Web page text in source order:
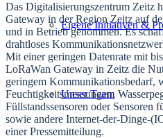
Eigene Initiativen &
Unser Team
Das Digitalisierungszentrum Zeitz
Gateway in der Region Zeitz auf
und in Betrieb genommen. Es
drahtloses
Mit einer geringen Datenrate mit
LoRaWan Gateway in Zeitz die
geringem Kommunikationsbedarf,
Feuchtigkeitsmessungen,
Füllstandssensoren oder Sensoren
sowie andere Internet-der-Dinge-
einer Pressemitteilung.